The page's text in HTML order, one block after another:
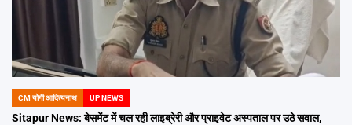
POSTED
IN
CM योगी आदित्यनाथ UP NEWS
Sitapur News: बेसमेंट में चल रही लाइब्रेरी और प्राइवेट अस्पताल पर उठे सवाल,